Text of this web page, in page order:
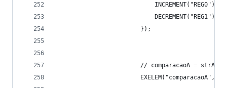
                            INCREMENT("REG0");
                            DECREMENT("REG1");
                        });
// comparacaoA =
EXELEM("comparacaoA",